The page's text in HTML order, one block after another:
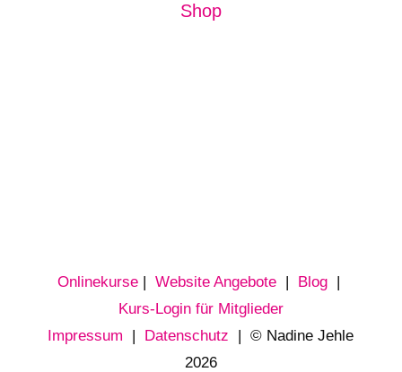
Shop
Onlinekurse| Website Angebote| Blog|
Kurs-Login für Mitglieder
Impressum | Datenschutz | © Nadine Jehle
2026